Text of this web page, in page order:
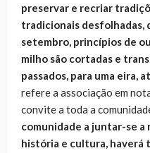
preservar e recriar
tradicionais desfolhadas,
setembro, princípios de
milho são cortadas e
passados, para uma eira,
refere a associação em
convite a toda a
comunidade a juntar-se a
história e cultura, haverá